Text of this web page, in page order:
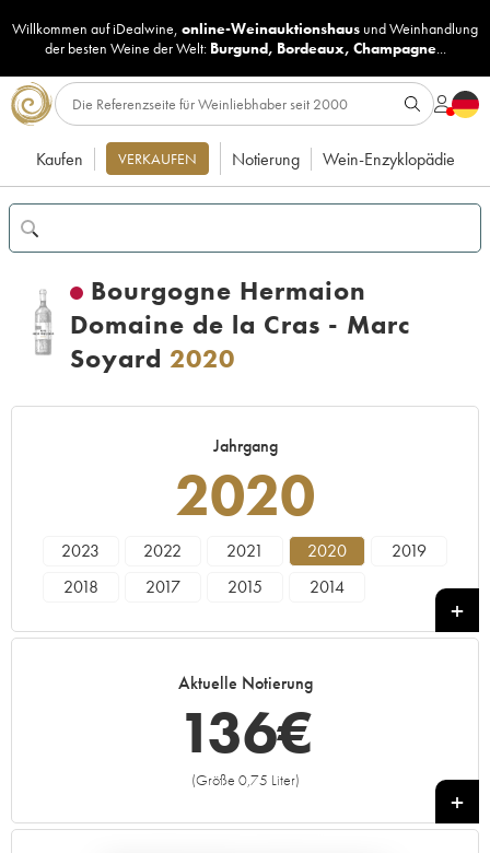
Willkommen auf iDealwine, online-Weinauktionshaus undWeinhandlung
der besten Weine der Welt: Burgund, Bordeaux, Champagne...
Kaufen VERKAUFEN Notierung Wein-Enzyklopädie
Bourgogne Hermaion
Domaine de la Cras - Marc
Soyard 2020
Jahrgang
2020
2023 2022 2021 2020
2019
2018
2017 2015 2014
Aktuelle Notierung
136€
(Größe 0,75 Liter)
+